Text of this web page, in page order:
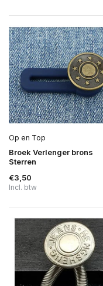
Op en Top
Broek Verlenger brons
Sterren
€3,50
Incl. btw